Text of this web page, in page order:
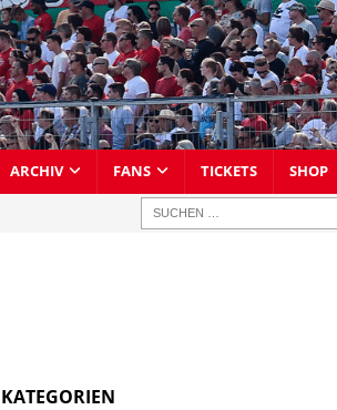
ARCHIV FANS TICKETS SHOP
KATEGORIEN